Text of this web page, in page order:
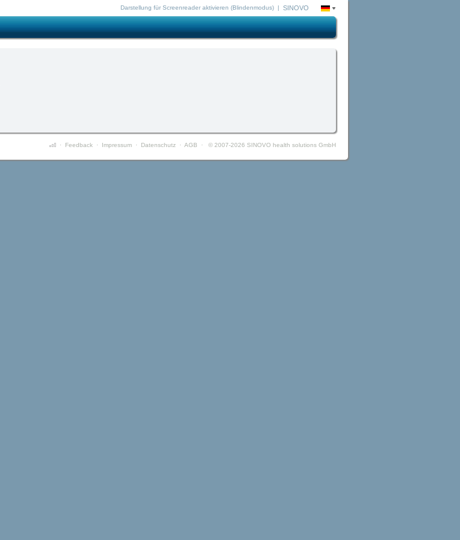
SINOVO
Darstellung für Screenreader aktivieren (Blindenmodus) |
· Feedback · Impressum · Datenschutz · AGB · © 2007-2026 SINOVO health solutions GmbH